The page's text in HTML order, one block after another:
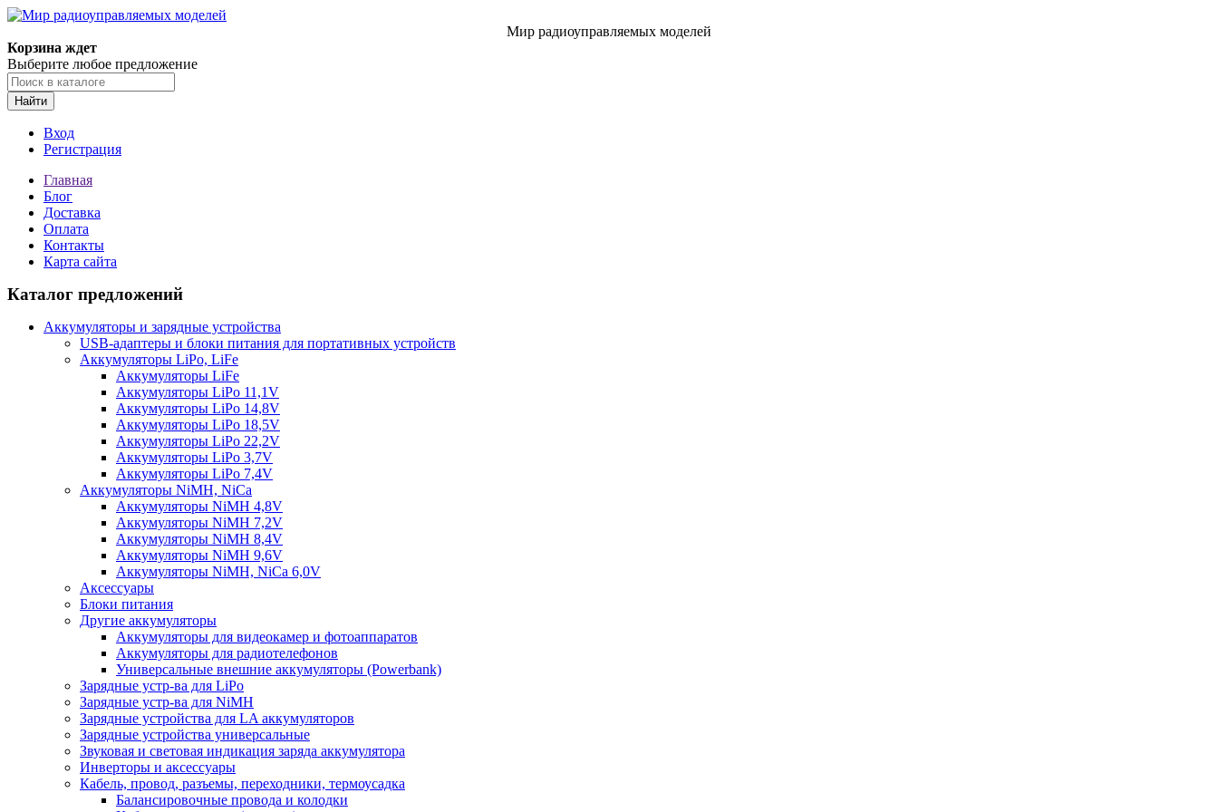
Мир радиоуправляемых моделей
Корзина ждет
Выберите любое предложение
Найти
Вход
Регистрация
Главная
Блог
Доставка
Оплата
Контакты
Карта сайта
Каталог предложений
Аккумуляторы и зарядные устройства
USB-адаптеры и блоки питания для портативных устройств
Аккумуляторы LiPo, LiFe
Аккумуляторы LiFe
Аккумуляторы LiPo 11,1V
Аккумуляторы LiPo 14,8V
Аккумуляторы LiPo 18,5V
Аккумуляторы LiPo 22,2V
Аккумуляторы LiPo 3,7V
Аккумуляторы LiPo 7,4V
Аккумуляторы NiMH, NiCa
Аккумуляторы NiMH 4,8V
Аккумуляторы NiMH 7,2V
Аккумуляторы NiMH 8,4V
Аккумуляторы NiMH 9,6V
Аккумуляторы NiMH, NiCa 6,0V
Аксессуары
Блоки питания
Другие аккумуляторы
Аккумуляторы для видеокамер и фотоаппаратов
Аккумуляторы для радиотелефонов
Универсальные внешние аккумуляторы (Powerbank)
Зарядные устр-ва для LiPo
Зарядные устр-ва для NiMH
Зарядные устройства для LA аккумуляторов
Зарядные устройства универсальные
Звуковая и световая индикация заряда аккумулятора
Инверторы и аксессуары
Кабель, провод, разъемы, переходники, термоусадка
Балансировочные провода и колодки